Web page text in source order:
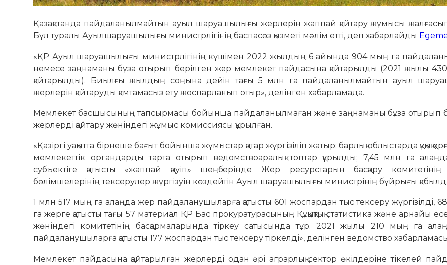
Қазақстанда пайдаланылмайтын ауыл шаруашылығы жерлерін жаппай қайтару жұмысы
Бұл туралы Ауылшаруашылығы министрлігінің баспасөз қызметі мәлім етті, деп хабарлайды
«ҚР Ауыл шаруашылығы министрлігінің күшімен 2022 жылдың 6 айында 904 мың га
немесе заңнаманы бұза отырып берілген жер мемлекет пайдасына қайтарылды (2021 жылы
қайтарылды). Биылғы жылдың соңына дейін тағы 5 млн га пайдаланылмайтын ауыл
жерлерін қайтаруды қамтамасыз ету жоспарланып отыр», делінген хабарламада.
Мемлекет басшысының тапсырмасы бойынша пайдаланылмаған және заңнаманы бұза отырып
жерлерді қайтару жөніндегі жұмыс комиссиясы құрылған.
«Қазіргі уақытта бірнеше бағыт бойынша жұмыстар қатар жүргізіліп жатыр: барлық облыстарда құқық
мемлекеттік органдарды тарта отырып ведомствоаралық топтар құрылды; 7,45 млн га
субъектіге қатысты «жаппай қауіп» шеңберінде Жер ресурстарын басқару комитетінің
бөлімшелерінің тексерулер жүргізуін көздейтін Ауыл шаруашылығы министрінің бұйрығы
1 млн 517 мың га алаңда жер пайдаланушыларға қатысты 601 жоспардан тыс тексеру жүргізілді,
га жерге қатысты тағы 57 материал ҚР Бас прокуратурасының Құқықтық статистика және арнайы
жөніндегі комитетінің басқармаларында тіркеу сатысында тұр. 2021 жылы 210 мың га
пайдаланушыларға қатысты 177 жоспардан тыс тексеру тіркелді», делінген ведомство
Мемлекет пайдасына қайтарылған жерлерді одан әрі аграрлық сектор өкілдеріне тікелей